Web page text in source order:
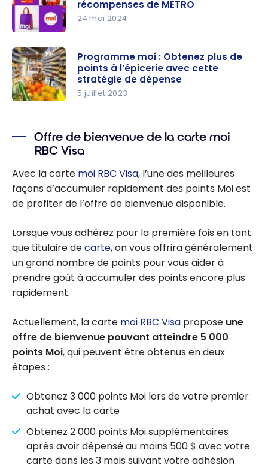
programm
e de
récompen
ses de
récompenses de METRO
24 mai 2024
Obtenez
plus de
points à
l’épicerie
avec cette
stratégie
de
dépense
Programme moi : Obtenez plus de
points à l’épicerie avec cette
stratégie de dépense
5 juillet 2023
Offre de bienvenue de la carte moi
RBC Visa
Avec la carte moi RBC Visa, l’une des meilleures
façons d’accumuler rapidement des points Moi est
de profiter de l’offre de bienvenue disponible.
Lorsque vous adhérez pour la première fois en tant
que titulaire decarte, on vous offrira généralement
un grand nombre de points pour vous aider à
prendre goût à accumuler des points encore plus
rapidement.
Actuellement, la carte moi RBC Visa propose une
offre de bienvenue pouvant atteindre 5 000
points Moi, qui peuvent être obtenus en deux
étapes :
Obtenez 3 000 points Moi lors de votre premier
achat avec la carte
Obtenez 2 000 points Moi supplémentaires
après avoir dépensé au moins 500 $ avec votre
carte dans les 3 mois suivant votre adhésion